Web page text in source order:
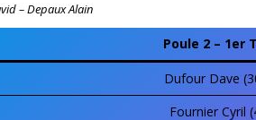
– Depaux Alain
Poule 2 – 1er
Dufour Dave
Fournier Cyril